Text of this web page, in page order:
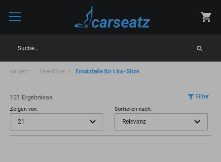
Suche...
carsetz Lkw-Sitze Ersatzteile für Lkw-Sitze
121 Ergebnisse Filter
Zeigen von: Sortieren nach: